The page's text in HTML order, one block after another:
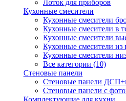
Лоток для приборов
Кухонные смесители
Кухонные смесители
Кухонные смесители в
Кухонные смесители
Кухонные смесители
Кухонные смесители
Все категории (10)
Стеновые панели
Стеновые панели
Стеновые панели с
Комплектующие для кухни